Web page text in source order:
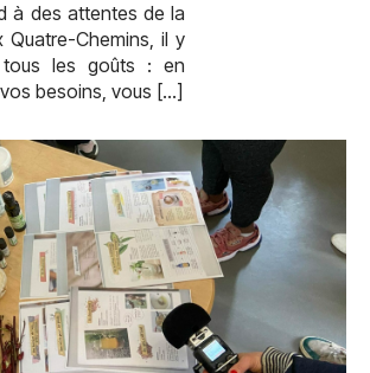
à des attentes de la
Quatre-Chemins, il y
les goûts : en
besoins, vous […]